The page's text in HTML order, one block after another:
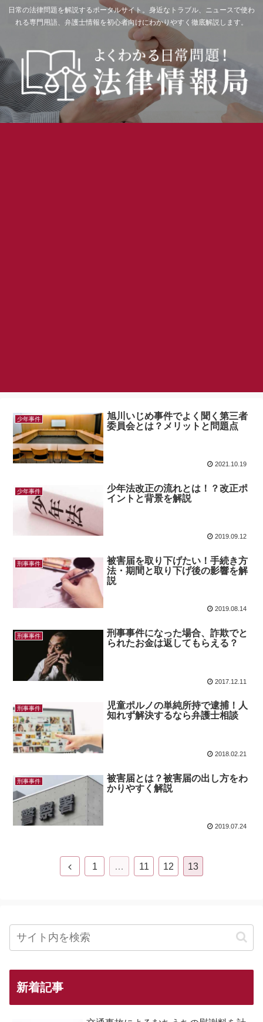
日常の法律問題を解説するポータルサイト。身近なトラブル、ニュースで使わ
れる専門用語、弁護士情報を初心者向けにわかりやすく徹底解説します。
少年事件
旭川いじめ事件でよく聞く第三者
委員会とは？メリットと問題点
2021.10.19
少年事件
少年法改正の流れとは！？改正ポ
イントと背景を解説
2019.09.12
刑事事件
被害届を取り下げたい！手続き方
法・期間と取り下げ後の影響を解
説
2019.08.14
刑事事件
刑事事件になった場合、詐欺でと
られたお金は返してもらえる？
2017.12.11
刑事事件
児童ポルノの単純所持で逮捕！人
知れず解決するなら弁護士相談
2018.02.21
刑事事件
被害届とは？被害届の出し方をわ
かりやすく解説
2019.07.24
1 … 11 12 13
新着記事